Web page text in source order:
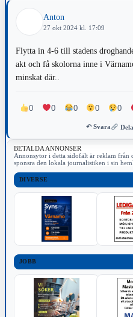
Anton
27 okt 2024 kl. 17:09
Flytta in 4-6 till stadens
akt och få skolorna inne i
minskat där..
0 0 0 0 0
↶ Svara
BETALDA ANNONSER
Annonsytor i detta sidofält är reklam från
sponsra den lokala journalistiken i sin
DIVERSE
JOBB